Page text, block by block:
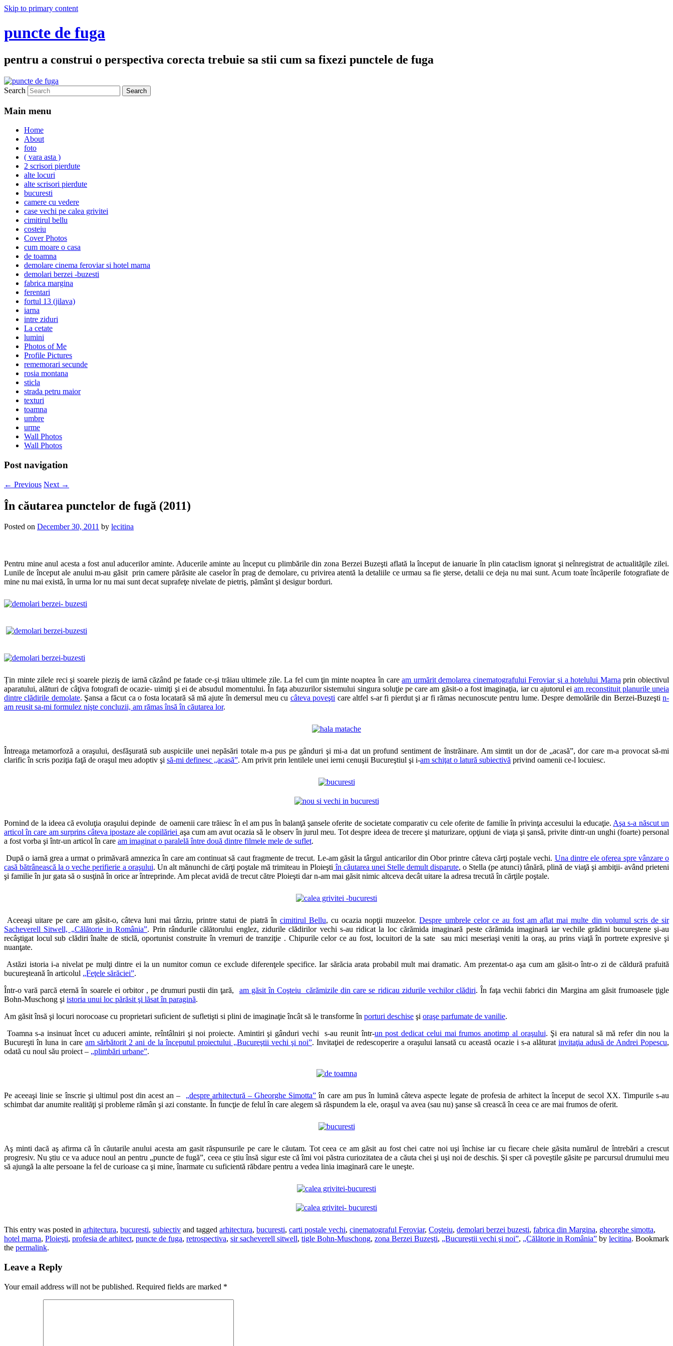
Skip to primary content
puncte de fuga
pentru a construi o perspectiva corecta trebuie sa stii cum sa fixezi punctele de fuga
Search
Main menu
Home
About
foto
( vara asta )
2 scrisori pierdute
alte locuri
alte scrisori pierdute
bucuresti
camere cu vedere
case vechi pe calea grivitei
cimitirul bellu
costeiu
Cover Photos
cum moare o casa
de toamna
demolare cinema feroviar si hotel marna
demolari berzei -buzesti
fabrica margina
ferentari
fortul 13 (jilava)
iarna
intre ziduri
La cetate
lumini
Photos of Me
Profile Pictures
rememorari secunde
rosia montana
sticla
strada petru maior
texturi
toamna
umbre
urme
Wall Photos
Wall Photos
Post navigation
← Previous Next →
În căutarea punctelor de fugă (2011)
Posted on December 30, 2011 by lecitina
Pentru mine anul acesta a fost anul aducerilor aminte. Aducerile aminte au început cu plimbările din zona Berzei Buzeşti aflată la început de ianuarie în plin cataclism ignorat şi neînregistrat de actualităţile zilei.
Lunile de început ale anului m-au găsit prin camere părăsite ale caselor în prag de demolare, cu privirea atentă la detaliile ce urmau sa fie şterse, detalii ce deja nu mai sunt. Acum toate încăperile fotografiate de
mine nu mai există, în urma lor nu mai sunt decat suprafeţe nivelate de pietriş, pământ şi desigur borduri.
Țin minte zilele reci şi soarele pieziş de iarnă căzând pe fatade ce-şi trăiau ultimele zile. La fel cum ţin minte noaptea în caream urmărit demolarea cinematografului Feroviar şi a hotelului Marnaprin obiectivul
aparatului, alături de câţiva fotografi de ocazie- uimiţi şi ei de absudul momentului. În faţa abuzurilor sistemului singura soluţie pe care am găsit-o a fost imaginaţia, iar cu ajutorul eiam reconstituit planurile uneia
dintre clădirile demolate. Şansa a făcut ca o fosta locatară să mă ajute în demersul meu cu câteva poveşti care altfel s-ar fi pierdut şi ar fi rămas necunoscute pentru lume. Despre demolările din Berzei-Buzeştin-
am reusit sa-mi formulez nişte concluzii, am rămas însă în căutarea lor.
Întreaga metamorfoză a oraşului, desfăşurată sub auspiciile unei nepăsări totale m-a pus pe gânduri şi mi-a dat un profund sentiment de înstrăinare. Am simtit un dor de „acasă”, dor care m-a provocat să-mi
clarific în scris poziţia faţă de oraşul meu adoptiv şi să-mi definesc „acasă”. Am privit prin lentilele unei ierni cenuşii Bucureştiul şi i-am schiţat o latură subiectivă privind oamenii ce-l locuiesc.
Pornind de la ideea că evoluţia oraşului depinde de oamenii care trăiesc în el am pus în balanţă şansele oferite de societate comparativ cu cele oferite de familie în privinţa accesului la educaţie.Aşa s-a născut un
articol în care am surprins câteva ipostaze ale copilăriei aşa cum am avut ocazia să le observ în jurul meu. Tot despre ideea de trecere şi maturizare, opţiuni de viaţa şi şansă, privite dintr-un unghi (foarte) personal
a fost vorba şi într-un articol în care am imaginat o paralelă între două dintre filmele mele de suflet.
După o iarnă grea a urmat o primăvară amnezica în care am continuat să caut fragmente de trecut. Le-am găsit la târgul anticarilor din Obor printre câteva cărţi poştale vechi. Una dintre ele oferea spre vânzare o
casă bătrânească la o veche perifierie a oraşului. Un alt mănunchi de cărţi poştale mă trimiteau in Ploieşti în căutarea unei Stelle demult disparute, o Stella (pe atunci) tânără, plină de viaţă şi ambiţii- având prieteni
şi familie în jur gata să o susţină în orice ar întreprinde. Am plecat avidă de trecut către Ploieşti dar n-am mai găsit nimic altceva decât uitare la adresa trecută în cărţile poştale.
Aceeaşi uitare pe care am găsit-o, câteva luni mai târziu, printre statui de piatră în cimitirul Bellu, cu ocazia nopţii muzeelor.Despre umbrele celor ce au fost am aflat mai multe din volumul scris de sir
Sacheverell Sitwell, „Călătorie in România”. Prin rândurile călătorului englez, zidurile clădirilor vechi s-au ridicat la loc cărămida imaginară peste cărămida imaginară iar vechile grădini bucureştene şi-au
recâştigat locul sub clădiri înalte de sticlă, oportunist construite în vremuri de tranziţie . Chipurile celor ce au fost, locuitori de la sate sau mici meseriaşi veniti la oraş, au prins viaţă în portrete expresive şi
nuanţate.
Astăzi istoria i-a nivelat pe mulţi dintre ei la un numitor comun ce exclude diferenţele specifice. Iar sărăcia arata probabil mult mai dramatic. Am prezentat-o aşa cum am găsit-o într-o zi de căldură prafuită
bucureşteană în articolul „Feţele sărăciei”.
Într-o vară parcă eternă în soarele ei orbitor , pe drumuri pustii din ţară, am găsit în Coşteiu cărămizile din care se ridicau zidurile vechilor clădiri. În faţa vechii fabrici din Margina am găsit frumoasele ţigle
Bohn-Muschong şi istoria unui loc părăsit şi lăsat în paragină.
Am găsit însă şi locuri norocoase cu proprietari suficient de sufletişti si plini de imaginaţie încât să le transforme în porturi deschise şi oraşe parfumate de vanilie.
Toamna s-a insinuat încet cu aduceri aminte, reîntâlniri şi noi proiecte. Amintiri şi gânduri vechi s-au reunit într-un post dedicat celui mai frumos anotimp al oraşului. Şi era natural să mă refer din nou la
Bucureşti în luna in caream sărbătorit 2 ani de la începutul proiectului „Bucureştii vechi şi noi”. Invitaţiei de redescoperire a oraşului lansată cu această ocazie i s-a alăturat invitaţia adusă de Andrei Popescu,
odată cu noul său proiect – „plimbări urbane”.
Pe aceeaşi linie se înscrie şi ultimul post din acest an – „despre arhitectură – Gheorghe Simotta” în care am pus în lumină câteva aspecte legate de profesia de arhitect la început de secol XX. Timpurile s-au
schimbat dar anumite realităţi şi probleme rămân şi azi constante. În funcţie de felul în care alegem să răspundem la ele, oraşul va avea (sau nu) şanse să crească în ceea ce are mai frumos de oferit.
Aş minti dacă aş afirma că în căutarile anului acesta am gasit răspunsurile pe care le căutam. Tot ceea ce am găsit au fost chei catre noi uşi închise iar cu fiecare cheie găsita numărul de întrebări a crescut
progresiv. Nu ştiu ce va aduce noul an pentru „puncte de fugă”, ceea ce ştiu însă sigur este că îmi voi păstra curiozitatea de a căuta chei şi uşi noi de deschis. Şi sper că poveştile găsite pe parcursul drumului meu
să ajungă la alte persoane la fel de curioase ca şi mine, înarmate cu suficientă răbdare pentru a vedea linia imaginară care le uneşte.
This entry was posted in arhitectura, bucuresti, subiectiv and tagged arhitectura, bucuresti, carti postale vechi, cinematograful Feroviar, Coşteiu, demolari berzei buzesti, fabrica din Margina, gheorghe simotta,
hotel marna, Ploieşti, profesia de arhitect, puncte de fuga, retrospectiva, sir sacheverell sitwell, tigle Bohn-Muschong, zona Berzei Buzeşti, „Bucureştii vechi şi noi”, „Călătorie in România” by lecitina. Bookmark
the permalink.
Leave a Reply
Your email address will not be published. Required fields are marked *